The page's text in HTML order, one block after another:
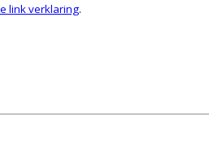
link verklaring.